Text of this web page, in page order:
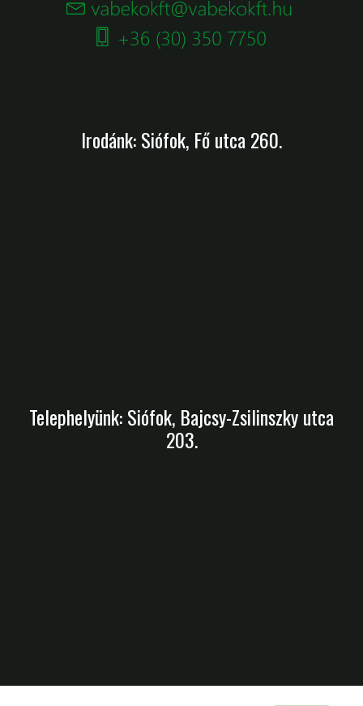
Irodánk: Siófok, Fő utca 260.
Telephelyünk: Siófok, Bajcsy-Zsilinszky utca
203.